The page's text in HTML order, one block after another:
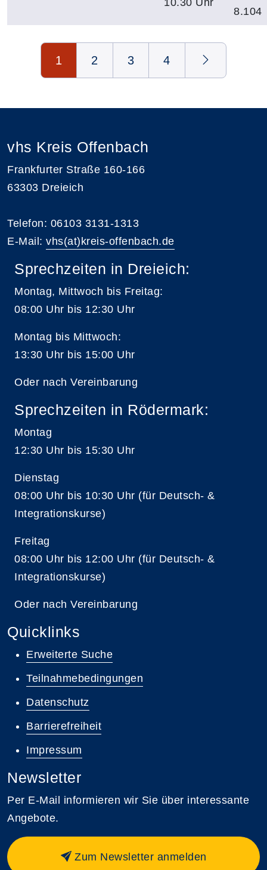
8.104
Seite 1 von 4
1 2 3 4
vhs Kreis Offenbach
Frankfurter Straße 160-166
63303 Dreieich
Telefon: 06103 3131-1313
E-Mail: vhs(at)kreis-offenbach.de
Sprechzeiten in Dreieich:
Montag, Mittwoch bis Freitag:
08:00 Uhr bis 12:30 Uhr
Montag bis Mittwoch:
13:30 Uhr bis 15:00 Uhr
Oder nach Vereinbarung
Sprechzeiten in Rödermark:
Montag
12:30 Uhr bis 15:30 Uhr
Dienstag
08:00 Uhr bis 10:30 Uhr (für Deutsch- &
Integrationskurse)
Freitag
08:00 Uhr bis 12:00 Uhr (für Deutsch- &
Integrationskurse)
Oder nach Vereinbarung
Quicklinks
Erweiterte Suche
Teilnahmebedingungen
Datenschutz
Barrierefreiheit
Impressum
Newsletter
Per E-Mail informieren wir Sie über interessante
Angebote.
Zum Newsletter anmelden